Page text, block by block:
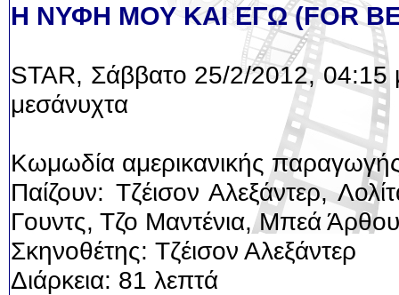
Η ΝΥΦΗ ΜΟΥ ΚΑΙ ΕΓΩ (FOR
STAR, Σάββατο 25/2/2012, 04:15
μεσάνυχτα
Κωμωδία αμερικανικής
Παίζουν: Τζέισον Αλεξάντερ,
Γουντς, Τζο Μαντένια, Μπεά
Σκηνοθέτης: Τζέισον Αλεξάντερ
Διάρκεια: 81 λεπτά